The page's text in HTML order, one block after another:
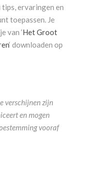
tips, ervaringen en
toepassen. Je
van ‘Het Groot
‘ downloaden op
verschijnen zijn
en mogen
vooraf